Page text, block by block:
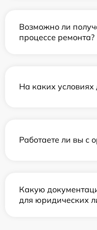
Возможно ли
процессе ремонта?
На каких условиях
Работаете ли вы с
Какую
для юридических